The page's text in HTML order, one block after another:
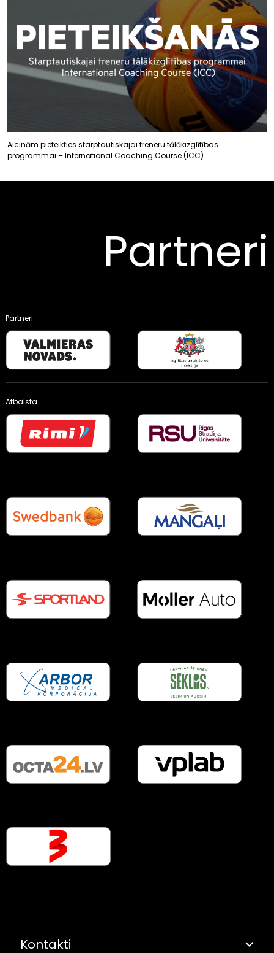
Aicinām pieteikties starptautiskajai treneru tālākizglītības
programmai – International Coaching Course (ICC)
Partneri
Partneri
Atbalsta
Kontakti